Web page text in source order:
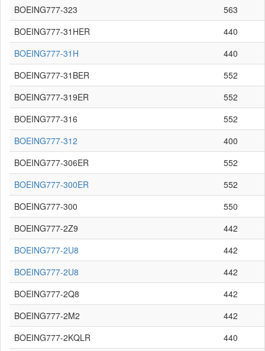
BOEING777-323
563
BOEING777-31HER
440
BOEING777-31H
440
BOEING777-31BER
552
BOEING777-319ER
552
BOEING777-316
552
BOEING777-312
400
BOEING777-306ER
552
BOEING777-300ER
552
BOEING777-300
550
BOEING777-2Z9
442
BOEING777-2U8
442
BOEING777-2U8
442
BOEING777-2Q8
442
BOEING777-2M2
442
BOEING777-2KQLR
440